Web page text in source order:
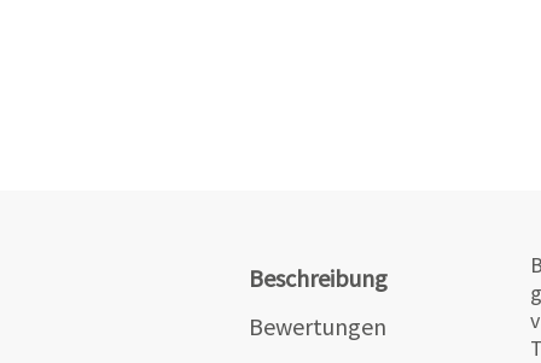
Beschreibung
Bewertungen